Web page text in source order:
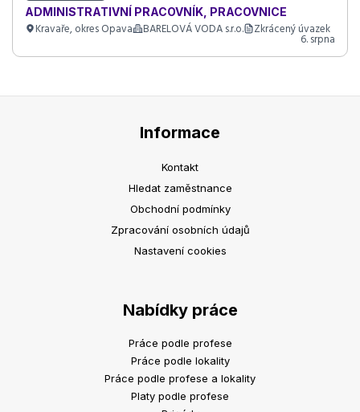
ADMINISTRATIVNÍ PRACOVNÍK, PRACOVNICE
Kravaře, okres Opava BARELOVÁ VODA s.r.o. Zkrácený úvazek
6. srpna
Informace
Kontakt
Hledat zaměstnance
Obchodní podmínky
Zpracování osobních údajů
Nastavení cookies
Nabídky práce
Práce podle profese
Práce podle lokality
Práce podle profese a lokality
Platy podle profese